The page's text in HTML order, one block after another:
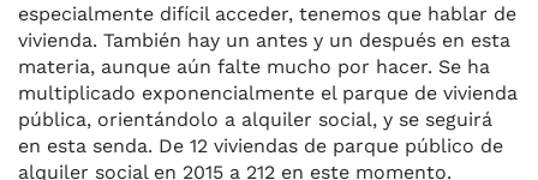
especialmente difícil acceder, tenemos que hablar de
vivienda. También hay un antes y un después en esta
materia, aunque aún falte mucho por hacer. Se ha
multiplicado exponencialmente el parque de vivienda
pública, orientándolo a alquiler social, y se seguirá
en esta senda. De 12 viviendas de parque público de
alquiler social en 2015 a 212 en este momento.